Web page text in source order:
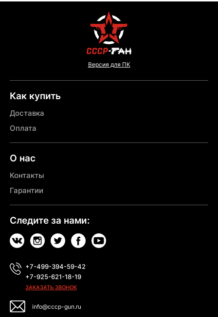
Версия для ПК
Как купить
Доставка
Оплата
О нас
Контакты
Гарантии
Следите за нами:
+7-499-394-59-42
+7-925-621-18-19
ЗАКАЗАТЬ ЗВОНОК
info@cccp-gun.ru